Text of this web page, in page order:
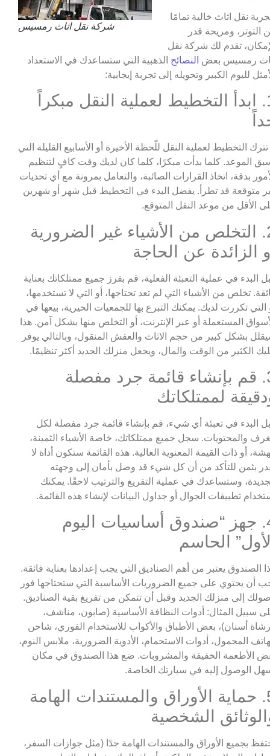
شركة نقل اثاث رمسيس
نقل اثاث خالية تمامًا
التوتر، ومريحة قدر
تقدم لك شركة نقل
رمسيس بعض النصائح الذهبية التي ستساعدك في الاستعداد
لليوم الكبير وتحويله إلى تجربة إيجابية:
1. ابدأ التخطيط لعملية النقل مبكراً
تترك التخطيط لعملية النقل للّحظة الأخيرة أو الأسابيع القليلة التي
الموعد. كلما بدأت مبكرًا، كلما كان لديك وقت كافٍ لتنظيم
بدقة، اتخاذ القرارات الصائبة، والتعامل بمرونة مع أي تحديات
متوقعة قد تطرأ. يفضل البدء في التخطيط قبل شهر أو شهرين
الأقل من موعد النقل المتوقع.
2. التخلص من الأشياء غير الضرورية
الزائدة عن الحاجة
البدء في عملية التعبئة الفعلية، قم بفرز جميع ممتلكاتك بعناية
تخلص من الأشياء التي لم تعد تحتاجها، أو التي لا تستخدمها،
التي تكررت لديك. يمكنك التبرع بها للجمعيات الخيرية، بيعها في
المستعملة أو عبر الإنترنت، أو التخلص منها بشكل آمن. هذا
بشكل كبير من حجم الاثاث والعفش المنقول، وبالتالي يوفر
الكثير من الوقت والمال، ويجعل منزلك الجديد أكثر تنظيمًا.
3. قم بإنشاء قائمة جرد مفصلة
لممتلكاتك
البدء في تعبئة أي شيء، قم بإنشاء قائمة جرد مفصلة لكل
والمحتويات. سجل جميع ممتلكاتك، خاصة الأشياء الثمينة،
أو ذات القيمة المعنوية العالية. هذه القائمة ستكون أداة لا
بثمن للتأكد من أن كل شيء قد وصل بأمان إلى وجهته
وستساعدك في عملية التفريغ والترتيب لاحقًا. يمكنك
تطبيقات الجوال أو جداول البيانات لإنشاء هذه القائمة.
4. جهز “صندوق أساسيات اليوم
الحاسم
الصندوق يعتبر من أهم الصناديق التي يجب إعدادها بعناية فائقة.
أن يحتوي على جميع الضروريات الأساسية التي ستحتاجها فور
إلى منزلك الجديد وقبل أن تتمكن من تفريغ بقية الصناديق.
سبيل المثال: أدوات النظافة الأساسية (صابون، مناشف،
أسنان)، بعض الأطباق والأكواب للاستخدام الفوري، شاحن
المحمول، أدوات الاستحمام، الأدوية الضرورية، ملابس النوم،
الأطعمة الخفيفة والمشروبات. ضع هذا الصندوق في مكان
الوصول إليه في سيارتك الخاصة.
5. حماية الأوراق والمستندات الهامة
الشخصية
بجميع الأوراق والمستندات الهامة جدًا (مثل جوازات السفر،